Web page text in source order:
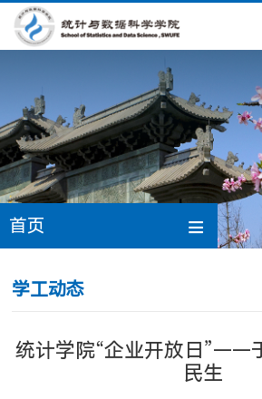
首页
学工动态
统计学院“企业开放日”——
民生